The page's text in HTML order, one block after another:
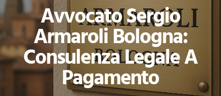
Avvocato Sergio
Armaroli Bologna:
Consulenza Legale A
Pagamento